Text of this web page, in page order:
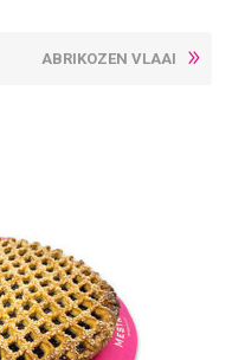
ABRIKOZEN VLAAI